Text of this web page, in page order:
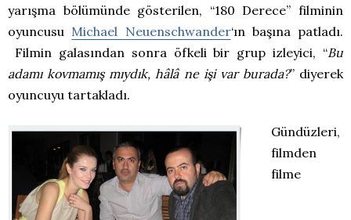
yarışma bölümünde gösterilen, “180 Derece” filminin
oyuncusu Michael Neuenschwander‘ın başına patladı.
Filmin galasından sonra öfkeli bir grup izleyici, “Bu
adamı kovmamış mıydık, hâlâ ne işi var burada?” diyerek
oyuncuyu tartakladı.
Gündüzleri,
filmden
filme